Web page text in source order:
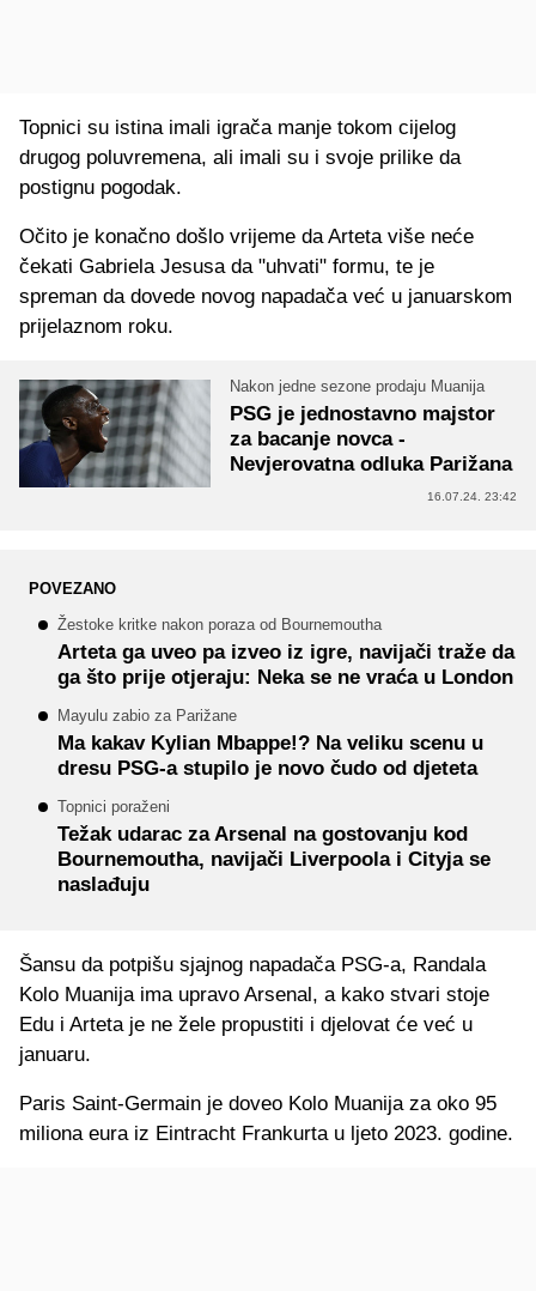
Topnici su istina imali igrača manje tokom cijelog
drugog poluvremena, ali imali su i svoje prilike da
postignu pogodak.
Očito je konačno došlo vrijeme da Arteta više neće
čekati Gabriela Jesusa da "uhvati" formu, te je
spreman da dovede novog napadača već u januarskom
prijelaznom roku.
Nakon jedne sezone prodaju Muanija
PSG je jednostavno majstor
za bacanje novca -
Nevjerovatna odluka Parižana
16.07.24. 23:42
POVEZANO
Žestoke kritke nakon poraza od Bournemoutha
Arteta ga uveo pa izveo iz igre, navijači traže da
ga što prije otjeraju: Neka se ne vraća u London
Mayulu zabio za Parižane
Ma kakav Kylian Mbappe!? Na veliku scenu u
dresu PSG-a stupilo je novo čudo od djeteta
Topnici poraženi
Težak udarac za Arsenal na gostovanju kod
Bournemoutha, navijači Liverpoola i Cityja se
naslađuju
Šansu da potpišu sjajnog napadača PSG-a, Randala
Kolo Muanija ima upravo Arsenal, a kako stvari stoje
Edu i Arteta je ne žele propustiti i djelovat će već u
januaru.
Paris Saint-Germain je doveo Kolo Muanija za oko 95
miliona eura iz Eintracht Frankurta u ljeto 2023. godine.